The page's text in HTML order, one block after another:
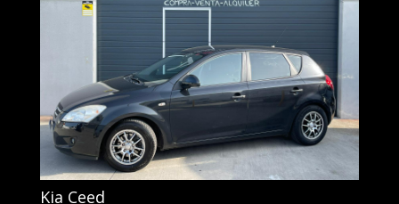
Kia Ceed